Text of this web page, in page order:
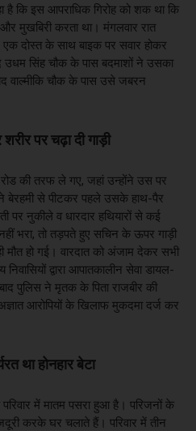
है कि इस आपराधिक गिरोह को शक था कि
मुखबिरी करता था। मंगलवार रात
दोस्त के साथ बाइक पर सवार होकर
उधम सिंह चौक के पास बदमाशों ने उसका
वाल्मीकि चौक के पास उसे जबरन
पर चढ़ा दी गाड़ी
की तरफ ले गए, जहां उन्होंने उस पर
ने बेरहमी से पीटकर पहले उसके हाथ-पैर
पर नुकीले व धारदार हथियारों से कई
भरा, तो तड़पते हुए सचिन के ऊपर गाड़ी
मौत हो गई। वारदात को अंजाम देकर सभी
द्वारा आपातकालीन सेवा डायल-
पुलिस ने मृतक के पिता राजबीर की
आरोपियों के खिलाफ मुकदमा दर्ज कर
था होनहार बेटा
में मातम पसरा हुआ है। परिजनों के
करके घर चलाते हैं। परिवार में तीन